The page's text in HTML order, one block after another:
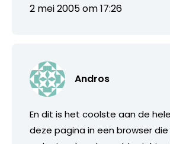
2 mei 2005 om 17:26
Andros
En dit is het coolste aan de
deze pagina in een browser